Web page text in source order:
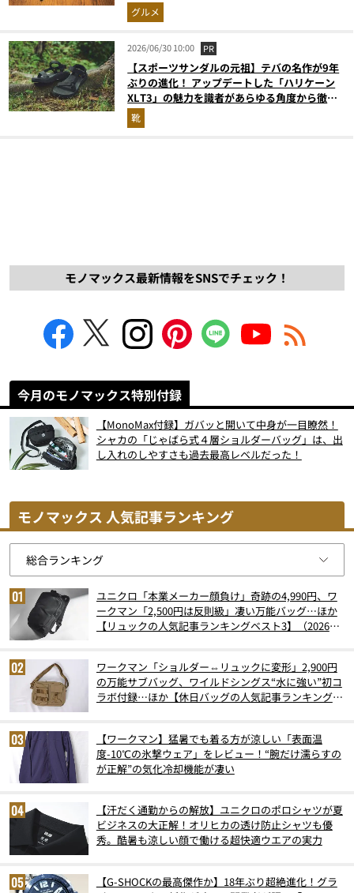
グルメ
2026/06/30 10:00 PR
【スポーツサンダルの元祖】テバの名作が9年
ぶりの進化！ アップデートした「ハリケーン
XLT3」の魅力を識者があらゆる角度から徹底
解説！
靴
モノマックス最新情報をSNSでチェック！
今月のモノマックス特別付録
【MonoMax付録】ガバッと開いて中身が一目瞭然！
シャカの「じゃばら式４層ショルダーバッグ」は、出
し入れのしやすさも過去最高レベルだった！
モノマックス 人気記事ランキング
ユニクロ「本業メーカー顔負け」奇跡の4,990円、ワ
ークマン「2,500円は反則級」凄い万能バッグ…ほか
【リュックの人気記事ランキングベスト3】（2026年
ワークマン「ショルダー⇔リュックに変形」2,900円
の万能サブバッグ、ワイルドシングス“水に強い”初コ
ラボ付録…ほか【休日バッグの人気記事ランキングベ
【ワークマン】猛暑でも着る方が涼しい「表面温
度-10℃の氷撃ウェア」をレビュー！“腕だけ濡らすの
が正解”の気化冷却機能が凄い
【汗だく通勤からの解放】ユニクロのポロシャツが夏
ビジネスの大正解！オリヒカの透け防止シャツも優
秀。酷暑も涼しい顔で働ける超快適ウエアの実力
【G-SHOCKの最高傑作か】18年ぶり超絶進化！グラ